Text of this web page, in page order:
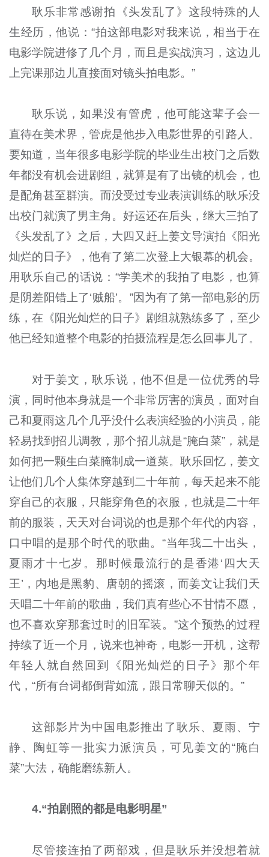
耿乐非常感谢拍《头发乱了》这段特殊的人
生经历，他说：“拍这部电影对我来说，相当于在
电影学院进修了几个月，而且是实战演习，这边儿
上完课那边儿直接面对镜头拍电影。”
耿乐说，如果没有管虎，他可能这辈子会一
直待在美术界，管虎是他步入电影世界的引路人。
要知道，当年很多电影学院的毕业生出校门之后数
年都没有机会进剧组，就算是有了出镜的机会，也
是配角甚至群演。而没受过专业表演训练的耿乐没
出校门就演了男主角。好运还在后头，继大三拍了
《头发乱了》之后，大四又赶上姜文导演拍《阳光
灿烂的日子》，他有了第二次登上大银幕的机会。
用耿乐自己的话说：“学美术的我拍了电影，也算
是阴差阳错上了‘贼船’。”因为有了第一部电影的历
练，在《阳光灿烂的日子》剧组就熟练多了，至少
他已经知道整个电影的拍摄流程是怎么回事儿了。
对于姜文，耿乐说，他不但是一位优秀的导
演，同时他本身就是一个非常厉害的演员，面对自
己和夏雨这几个几乎没什么表演经验的小演员，能
轻易找到招儿调教，那个招儿就是“腌白菜”，就是
如何把一颗生白菜腌制成一道菜。耿乐回忆，姜文
让他们几个人集体穿越到二十年前，每天起来不能
穿自己的衣服，只能穿角色的衣服，也就是二十年
前的服装，天天对台词说的也是那个年代的内容，
口中唱的是那个时代的歌曲。“当年我二十出头，
夏雨才十七岁。那时候最流行的是香港‘四大天
王’，内地是黑豹、唐朝的摇滚，而姜文让我们天
天唱二十年前的歌曲，我们真有些心不甘情不愿，
也不喜欢穿那套过时的旧军装。”这个预热的过程
持续了近一个月，说来也神奇，电影一开机，这帮
年轻人就自然回到《阳光灿烂的日子》那个年
代，“所有台词都倒背如流，跟日常聊天似的。”
这部影片为中国电影推出了耿乐、夏雨、宁
静、陶虹等一批实力派演员，可见姜文的“腌白
菜”大法，确能磨练新人。
4.“拍剧照的都是电影明星”
尽管接连拍了两部戏，但是耿乐并没想着就